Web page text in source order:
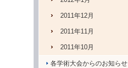
2011年12月
2011年11月
2011年10月
各学術大会からのお知らせ